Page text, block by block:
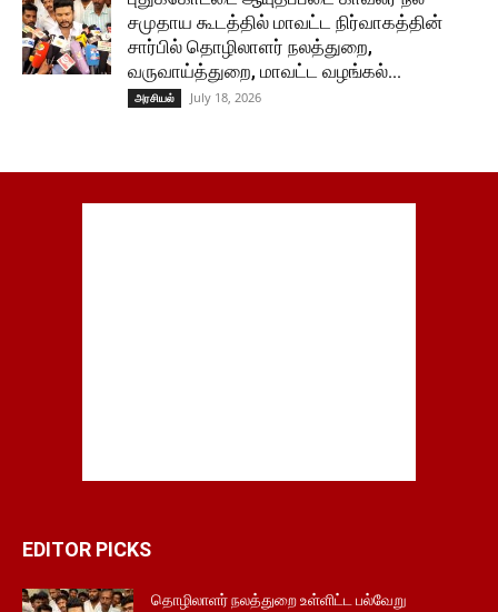
சமுதாய கூடத்தில் மாவட்ட நிர்வாகத்தின்
சார்பில் தொழிலாளர் நலத்துறை,
வருவாய்த்துறை, மாவட்ட வழங்கல்...
அரசியல் July 18, 2026
EDITOR PICKS
தொழிலாளர் நலத்துறை உள்ளிட்ட பல்வேறு